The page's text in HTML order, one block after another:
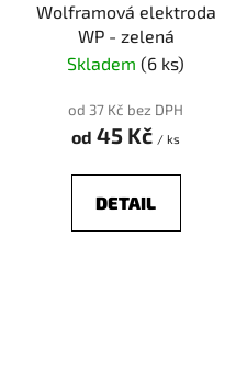
Wolframová elektroda
WP - zelená
Skladem (6 ks)
od 37 Kč bez DPH
od 45 Kč / ks
DETAIL